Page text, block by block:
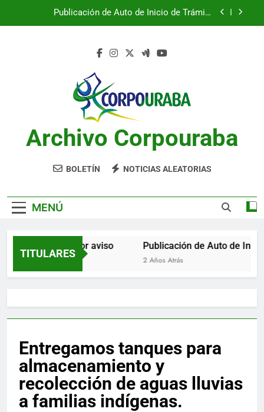
Publicación de Auto de Inicio de Trámite
Notificación por aviso
Publicación de Auto de Inicio de Trámite
Publicación de Auto de Inicio de Trámite
CITACIONES
Archivo Corpouraba
BOLETÍN NOTICIAS ALEATORIAS
MENÚ
TITULARES
Notificación por aviso
2 Años Atrás
Publicación de Auto de
2 Años Atrás
Entregamos tanques para
almacenamiento y
recolección de aguas lluvias
a familias indígenas.